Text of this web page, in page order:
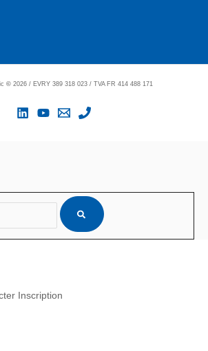
© 2026 / EVRY 389 318 023 / TVA FR 414 488 171
Inscription